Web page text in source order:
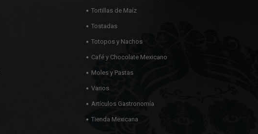
Tortillas de Maíz
Tostadas
Totopos y Nachos
Café y Chocolate Mexicano
Moles y Pastas
Varios
Artículos Gastronomía
Tienda Mexicana